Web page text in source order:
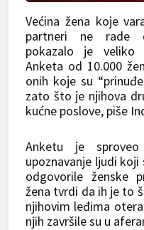
Većina žena koje
partneri ne rade
pokazalo je veliko
Anketa od 10.000
onih koje su
zato što je njihova
kućne poslove, piše
Anketu je
upoznavanje ljudi koji
odgovorile ženske
žena tvrdi da ih je to
njihovim leđima
njih završile su u